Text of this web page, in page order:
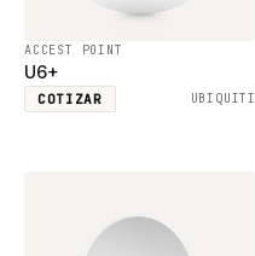
ACCEST POINT
U6+
COTIZAR UBIQUITI